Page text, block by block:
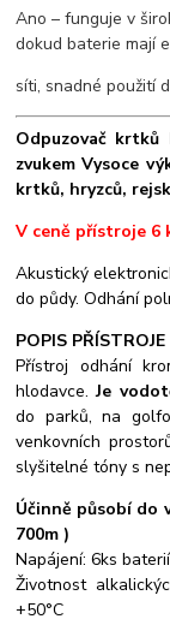
Ano – funguje v
dokud baterie mají
síti, snadné použití
Odpuzovač
zvukem Vysoce
krtků, hryzců,
V ceně přístroje 6
Akustický
do půdy. Odhání
POPIS PŘÍSTROJE
Přístroj odhání
hlodavce.Je
do parků, na
venkovních
slyšitelné tóny s
Účinně působí do
700m )
Napájení: 6ks
Životnost
+50°C